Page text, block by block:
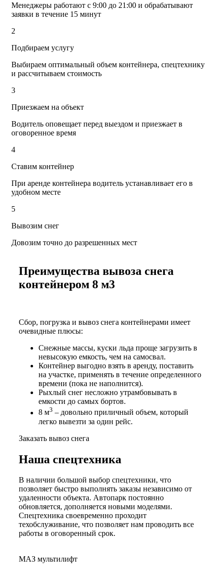
Менеджеры работают с 9:00 до 21:00 и обрабатывают
заявки в течение 15 минут
2
Подбираем услугу
Выбираем оптимальный объем контейнера, спецтехнику
и рассчитываем стоимость
3
Приезжаем на объект
Водитель оповещает перед выездом и приезжает в
оговоренное время
4
Ставим контейнер
При аренде контейнера водитель устанавливает его в
удобном месте
5
Вывозим снег
Довозим точно до разрешенных мест
Преимущества вывоза снега
контейнером 8 м3
Сбор, погрузка и вывоз снега контейнерами имеет
очевидные плюсы:
Снежные массы, куски льда проще загрузить в
невысокую емкость, чем на самосвал.
Контейнер выгодно взять в аренду, поставить
на участке, применять в течение определенного
времени (пока не наполнится).
Рыхлый снег несложно утрамбовывать в
емкости до самых бортов.
8 м3 – довольно приличный объем, который
легко вывезти за один рейс.
Заказать вывоз снега
Наша спецтехника
В наличии большой выбор спецтехники, что
позволяет быстро выполнять заказы независимо от
удаленности объекта. Автопарк постоянно
обновляется, дополняется новыми моделями.
Спецтехника своевременно проходит
техобслуживание, что позволяет нам проводить все
работы в оговоренный срок.
МАЗ мультилифт